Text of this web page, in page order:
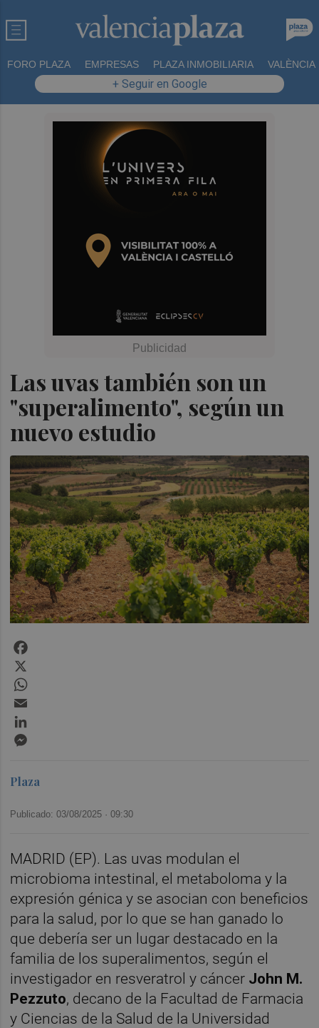
FORO PLAZA EMPRESAS PLAZA INMOBILIARIA VALÈNCIA
+ Seguir en Google
Las uvas también son un
"superalimento", según un
nuevo estudio
Plaza
Publicado: 03/08/2025 ·09:30
MADRID (EP). Las uvas modulan el
microbioma intestinal, el metaboloma y la
expresión génica y se asocian con beneficios
para la salud, por lo que se han ganado lo
que debería ser un lugar destacado en la
familia de los superalimentos, según el
investigador en resveratrol y cáncer John M.
Pezzuto, decano de la Facultad de Farmacia
y Ciencias de la Salud de la Universidad